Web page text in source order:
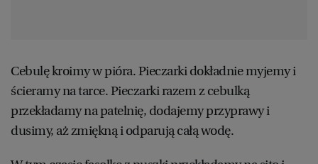
Cebulę kroimy w pióra. Pieczarki dokładnie myjemy i
ścieramy na tarce. Pieczarki razem z cebulką
przekładamy na patelnię, dodajemy przyprawy i
dusimy, aż zmiękną i odparują całą wodę.